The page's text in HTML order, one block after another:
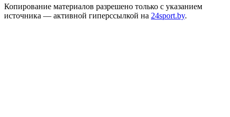
Копирование материалов разрешено только с указанием
источника — активной гиперссылкой на 24sport.by.